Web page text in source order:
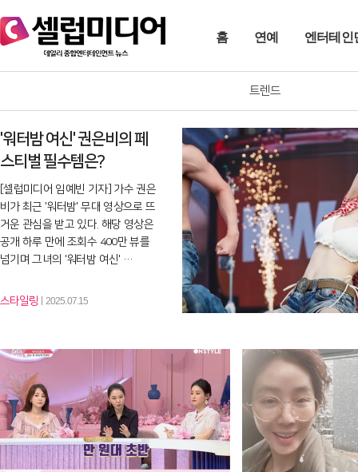
홈 연예 엔터테인
트렌드
'워터밤 여신' 권은비의 페
스티벌 필수템은?
[셀럽미디어 임예빈 기자] 가수 권은
비가 최근 '워터밤' 무대 영상으로 뜨
거운 관심을 받고 있다. 해당 영상은
공개 하루 만에 조회수 400만 뷰를
넘기며 그녀의 '워터밤 여신' …
스타일링 2025.07.15
스타일링 2020.04.27 스타일링
한예슬도 입덕 ‘중단발 태슬컷’, 소프트 풀뱅으로 개성 UP
스타일링 2020.04.15 스타일링